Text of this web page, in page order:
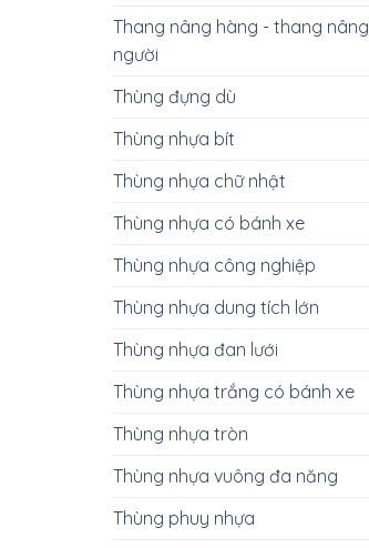
Thang nâng hàng - thang nâng
người
Thùng đựng dù
Thùng nhựa bít
Thùng nhựa chữ nhật
Thùng nhựa có bánh xe
Thùng nhựa công nghiệp
Thùng nhựa dung tích lớn
Thùng nhựa đan lưới
Thùng nhựa trắng có bánh xe
Thùng nhựa tròn
Thùng nhựa vuông đa năng
Thùng phuy nhựa